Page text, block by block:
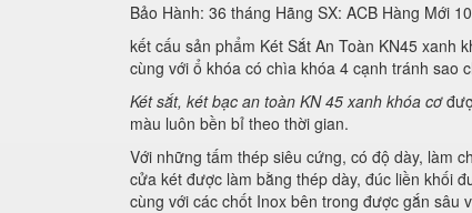
Bảo Hành: 36 tháng Hãng SX: ACB Hàng Mới
kết cấu sản phẩm Két Sắt An Toàn KN45
cùng với ổ khóa có chìa khóa 4 cạnh tránh
Két sắt, két bạc an toàn KN 45 xanh khóa cơ
màu luôn bền bỉ theo thời gian.
Với những tấm thép siêu cứng, có độ dày, làm
cửa két được làm bằng thép dày, đúc liền khối
cùng với các chốt Inox bên trong được gắn sâu